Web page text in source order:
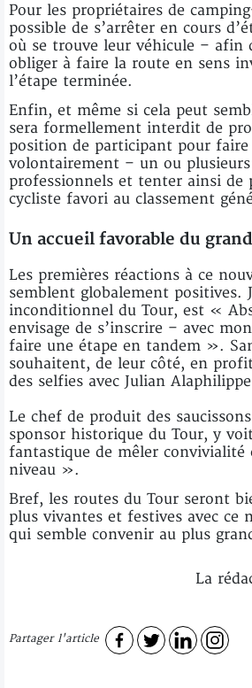
Pour les propriétaires de
possible de s’arrêter en cours
où se trouve leur véhicule – afin
obliger à faire la route en sens
l’étape terminée.
Enfin, et même si cela peut
sera formellement interdit de
position de participant pour
volontairement – un ou
professionnels et tenter ainsi de
cycliste favori au classement
Un accueil favorable du
Les premières réactions à ce
semblent globalement positives.
inconditionnel du Tour, est «
envisage de s’inscrire – avec
faire une étape en tandem ».
souhaitent, de leur côté, en
des selfies avec Julian
Le chef de produit des
sponsor historique du Tour, y
fantastique de mêler
niveau ».
Bref, les routes du Tour seront
plus vivantes et festives avec ce
qui semble convenir au plus
La
Partager l'article